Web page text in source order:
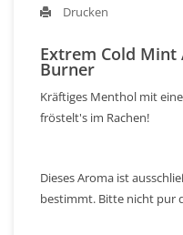
Drucken
Extrem Cold Mint
Burner
Kräftiges Menthol mit
fröstelt's im Rachen!
Dieses Aroma ist
bestimmt. Bitte nicht pur